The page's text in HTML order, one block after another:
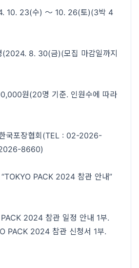
23(수) ～ 10. 26(토)(3박 4
(2024. 8. 30(금)(모집 마감일까지
원(20명 기준. 인원수에 따라
국포장협회(TEL : 02-2026-
8660)
PACK 2024 참관 안내”
2024 참관 일정 안내 1부.
2024 참관 신청서 1부.